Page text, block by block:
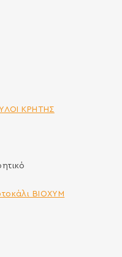
ΚΡΗΤΗΣ
ΒΙΟΧΥΜ